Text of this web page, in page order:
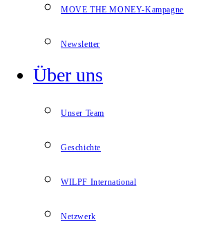
MOVE THE MONEY-Kampagne
Newsletter
Über uns
Unser Team
Geschichte
WILPF International
Netzwerk